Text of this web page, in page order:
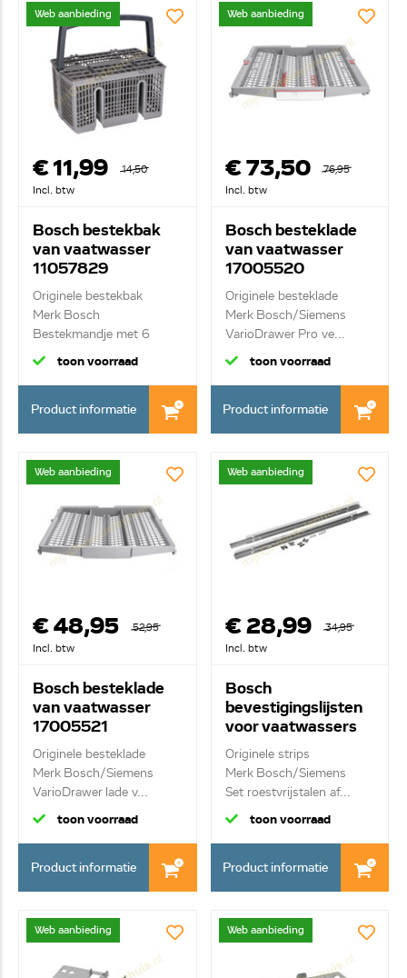
Web aanbieding
€ 11,99
14,50
Incl. btw
Bosch bestekbak
van vaatwasser
11057829
Originele bestekbak
Merk Bosch
Bestekmandje met 6
vakjes ...
toon voorraad
Product informatie
Web aanbieding
€ 73,50
76,95
Incl. btw
Bosch besteklade
van vaatwasser
17005520
SGZ6DB04
Originele besteklade
Merk Bosch/Siemens
VarioDrawer Pro ve...
toon voorraad
Product informatie
Web aanbieding
€ 48,95
52,95
Incl. btw
Bosch besteklade
van vaatwasser
17005521
SGZ6DX02
Originele besteklade
Merk Bosch/Siemens
VarioDrawer lade v...
toon voorraad
Product informatie
Web aanbieding
€ 28,99
34,95
Incl. btw
Bosch
bevestigingslijsten
voor vaatwassers
17007740
Originele strips
Merk Bosch/Siemens
Set roestvrijstalen af...
toon voorraad
Product informatie
Web aanbieding Web aanbieding